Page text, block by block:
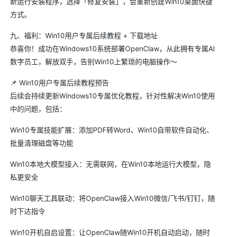
方式。
九、福利：Win10用户专属后续教程 + 下载地址
恭喜你！成功在Windows10系统部署OpenClaw，从此拥有专属AI
数字员工，解放双手，告别Win10上繁琐的电脑操作～
📌 Win10用户专属后续教程预告
后续会持续更新Windows10专属优化教程，针对性解决Win10使用
中的问题，包括：
Win10专属技能扩展：添加PDF转Word、Win10自带软件自动化、
批量清理磁盘等功能
Win10本地大模型接入：无需联网，在Win10本地运行大模型，隐
私更安全
Win10聊天工具联动：将OpenClaw接入Win10微信/飞书/钉钉，随
时下达指令
Win10开机自启设置：让OpenClaw随Win10开机自动启动，随时